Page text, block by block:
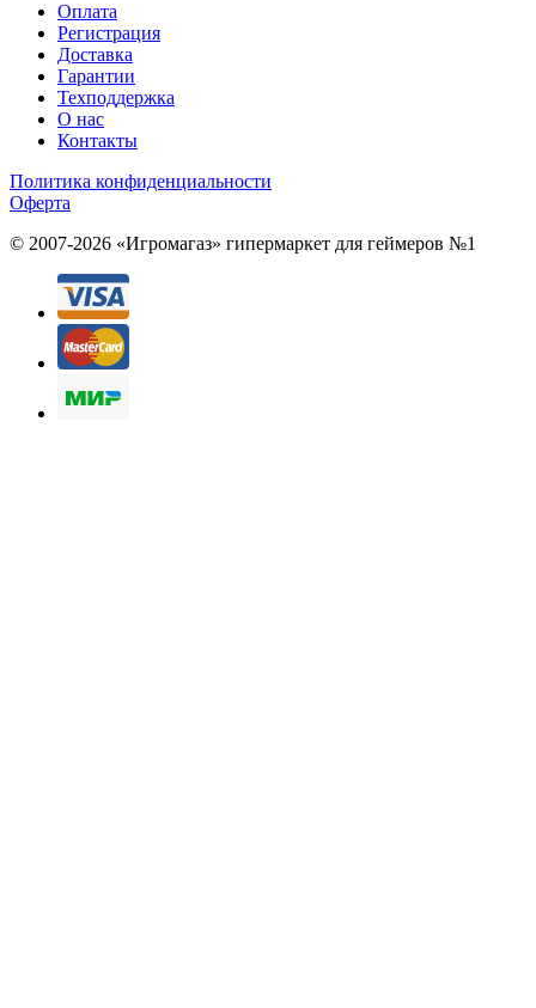
Оплата
Регистрация
Доставка
Гарантии
Техподдержка
О нас
Контакты
Политика конфиденциальности
Оферта
© 2007-2026 «Игромагаз» гипермаркет для геймеров №1